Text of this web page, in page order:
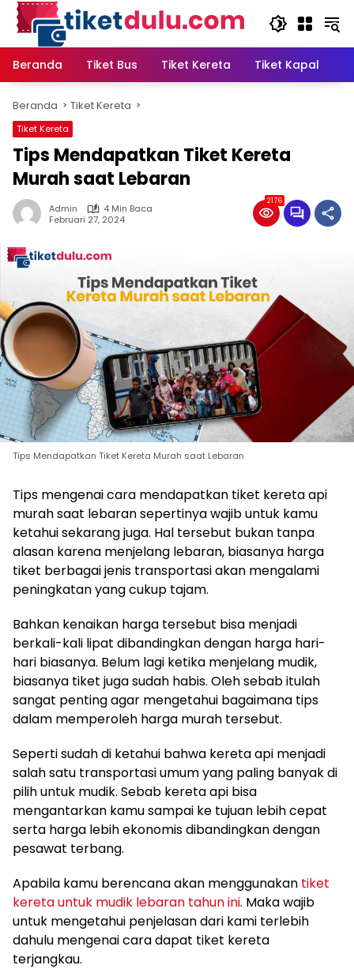
Langsung
Beranda
Tiket Bus Tiket Kereta Tiket Kapal
Beranda Tiket Kereta
Tiket Kereta
Tips Mendapatkan Tiket Kereta
Murah saat Lebaran
Admin
4 Min Baca
Februari 27, 2024
2176
Tips Mendapatkan Tiket Kereta Murah saat Lebaran
Tips mengenai cara mendapatkan tiket kereta api
murah saat lebaran sepertinya wajib untuk kamu
ketahui sekarang juga. Hal tersebut bukan tanpa
alasan karena menjelang lebaran, biasanya harga
tiket berbagai jenis transportasi akan mengalami
peningkatan yang cukup tajam.
Bahkan kenaikan harga tersebut bisa menjadi
berkali-kali lipat dibandingkan dengan harga hari-
hari biasanya. Belum lagi ketika menjelang mudik,
biasanya tiket juga sudah habis. Oleh sebab itulah
sangat penting agar mengetahui bagaimana tips
dalam memperoleh harga murah tersebut.
Seperti sudah di ketahui bahwa kereta api menjadi
salah satu transportasi umum yang paling banyak di
pilih untuk mudik. Sebab kereta api bisa
mengantarkan kamu sampai ke tujuan lebih cepat
serta harga lebih ekonomis dibandingkan dengan
pesawat terbang.
Apabila kamu berencana akan menggunakan tiket
kereta untuk mudik lebaran tahun ini. Maka wajib
untuk mengetahui penjelasan dari kami terlebih
dahulu mengenai cara dapat tiket kereta
terjangkau.